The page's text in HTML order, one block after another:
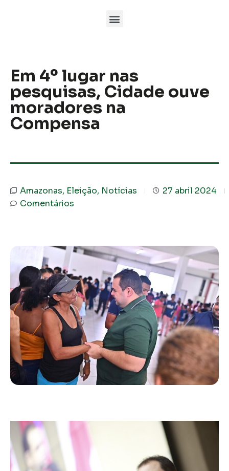
Em 4º lugar nas
pesquisas, Cidade ouve
moradores na
Compensa
Amazonas, Eleição, Notícias
27 abril 2024
Comentários